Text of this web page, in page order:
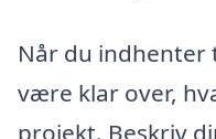
Når du
være klar over,
projekt. Beskriv